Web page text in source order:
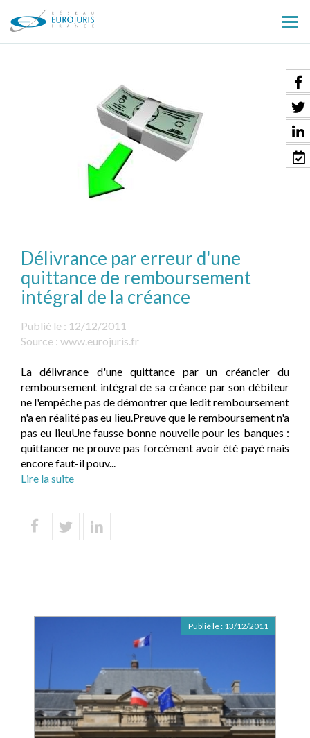
le
Délivrance par erreur d'une
quittance de remboursement
intégral de la créance
Publié le : 12/12/2011
Source : www.eurojuris.fr
La délivrance d'une quittance par un créancier du
remboursement intégral de sa créance par son débiteur
ne l'empêche pas de démontrer que ledit remboursement
n'a en réalité pas eu lieu.Preuve que le remboursement n'a
pas eu lieuUne fausse bonne nouvelle pour les banques :
quittancer ne prouve pas forcément avoir été payé mais
encore faut-il pouv...
Lire la suite
Publié le : 13/12/2011